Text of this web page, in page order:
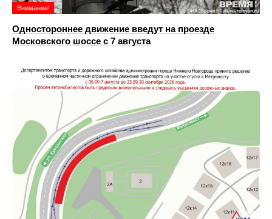
Внимание!
Одностороннее движение введут на проезде
Московского шоссе с 7 августа